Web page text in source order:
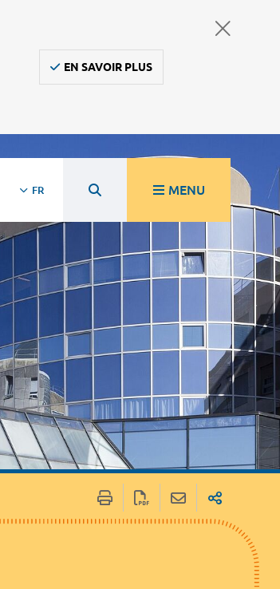
EN SAVOIR PLUS
FR MENU